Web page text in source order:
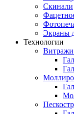
Скинали
Экраны
Технологии
Витражи